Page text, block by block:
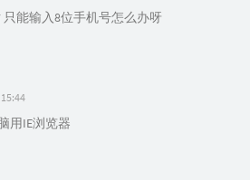
只能输入8位手机号怎么办呀
用IE浏览器